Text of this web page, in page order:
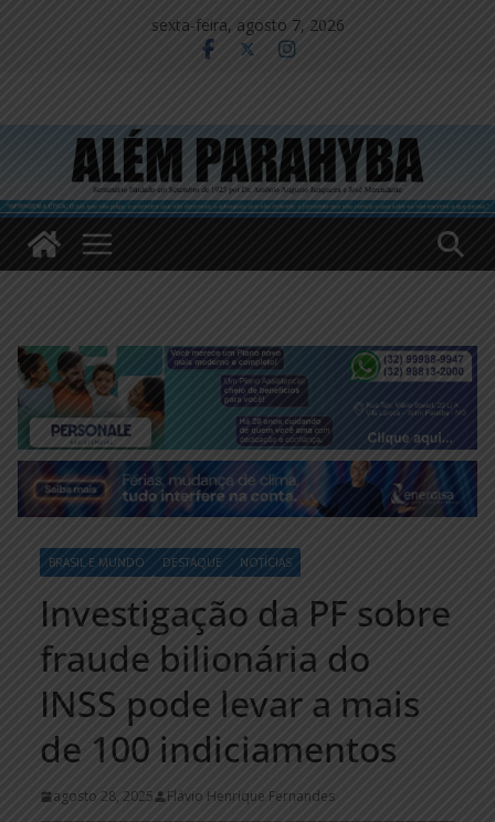
sexta-feira, agosto 7, 2026
BRASIL E MUNDO DESTAQUE NOTÍCIAS
Investigação da PF sobre
fraude bilionária do
INSS pode levar a mais
de 100 indiciamentos
agosto 28, 2025 Flávio Henrique Fernandes